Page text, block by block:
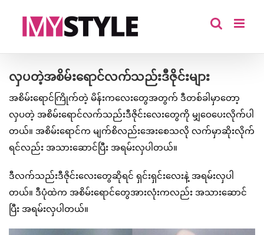
လှပတဲ့အစိမ်းရောင်လက်သည်းဒီဇိုင်းများ
အစိမ်းရောင်ကြိုက်တဲ့ မိန်းကလေးတွေအတွက် ဒီတစ်ခါမှာတော့
လှပတဲ့ အစိမ်းရောင်လက်သည်းဒီဇိုင်းလေးတွေကို မျှဝေပေးလိုက်ပါ
တယ်။ အစိမ်းရောင်က မျက်စိလည်းအေးစေသလို လက်မှာဆိုးလိုက်
ရင်လည်း အသားဆောင်ပြီး အရမ်းလှပါတယ်။
ဒီလက်သည်းဒီဇိုင်းလေးတွေဆိုရင် ရှင်းရှင်းလေးနဲ့ အရမ်းလှပါ
တယ်။ ဒီပုံထဲက အစိမ်းရောင်တွေအားလုံးကလည်း အသားဆောင်
ပြီး အရမ်းလှပါတယ်။